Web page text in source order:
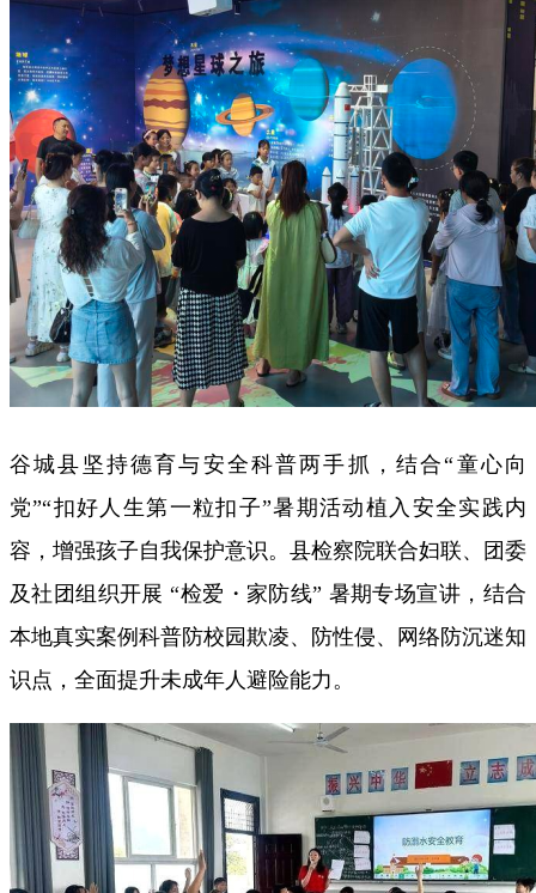
谷城县坚持德育与安全科普两手抓，结合“童心向
党”“扣好人生第一粒扣子”暑期活动植入安全实践内
容，增强孩子自我保护意识。县检察院联合妇联、团委
及社团组织开展 “检爱・家防线” 暑期专场宣讲，结合
本地真实案例科普防校园欺凌、防性侵、网络防沉迷知
识点，全面提升未成年人避险能力。